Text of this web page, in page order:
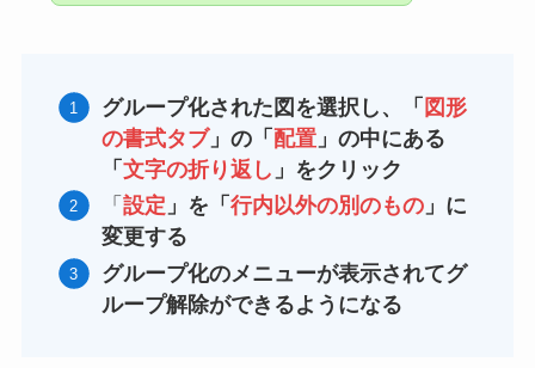
グループ化された図を選択し、「 図形
の書式タブ」の「配置 」の中にある
「文字の折り返し 」をクリック
「設定 」を「行内以外の別のもの 」に
変更する
グループ化のメニューが表示されてグ
ループ解除ができるようになる